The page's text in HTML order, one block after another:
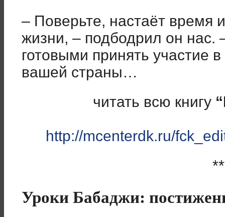
– Поверьте, настаёт время
жизни, – подбодрил он нас.
готовыми принять участие
вашей страны…
читать всю книгу
http://mcenterdk.ru/
Уроки Бабаджи: